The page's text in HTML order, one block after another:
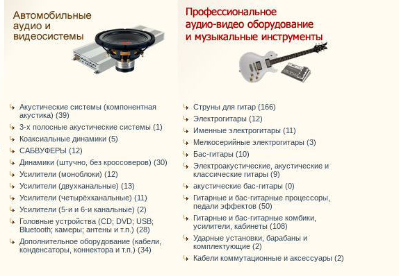
Акустические системы (компонентная
акустика) (39)
3-х полосные акустические системы (1)
Коаксиальные динамики (5)
САБВУФЕРЫ (12)
Динамики (штучно, без кроссоверов) (30)
Усилители (моноблоки) (12)
Усилители (двухканальные) (13)
Усилители (четырёхканальные) (11)
Усилители (5-и и 6-и канальные) (2)
Головные устройства (CD; DVD; USB;
Bluetooth; камеры; антены и т.п.) (28)
Дополнительное оборудование (кабели,
конденсаторы, коннектора и т.п.) (34)
Струны для гитар (166)
Электрогитары (12)
Именные электрогитары (11)
Мелкосерийные электрогитары (3)
Бас-гитары (10)
Электроакустические, акустические и
классические гитары (9)
акустические бас-гитары (0)
Гитарные и бас-гитарные процессоры,
педали эффектов (50)
Гитарные и бас-гитарные комбики,
усилители, кабинеты (108)
Ударные установки, барабаны и
комплектующие (2)
Кабели коммутационные и аксессуары (2)